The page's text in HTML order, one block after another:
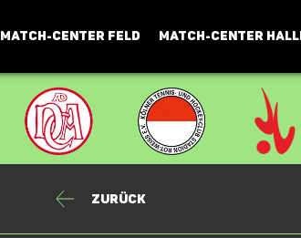
MATCH-CENTER FELD MATCH-CENTER
Zurück